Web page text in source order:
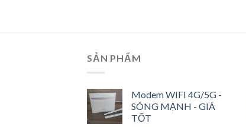
SẢN PHẨM
Modem WIFI 4G/5G -
SÓNG MẠNH - GIÁ
TỐT